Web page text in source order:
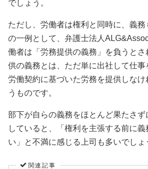
でしょう。
ただし、労働者は権利と同時に、義
の一例として、弁護士法人
働者は「労務提供の義務」を負うと
供の義務とは、ただ単に出社して仕事
労働契約に基づいた労務を提供しな
うものです。
部下が自らの義務をほとんど果たさ
していると、「権利を主張する前に
い」と不満に感じる上司も多いでしょ
関連記事